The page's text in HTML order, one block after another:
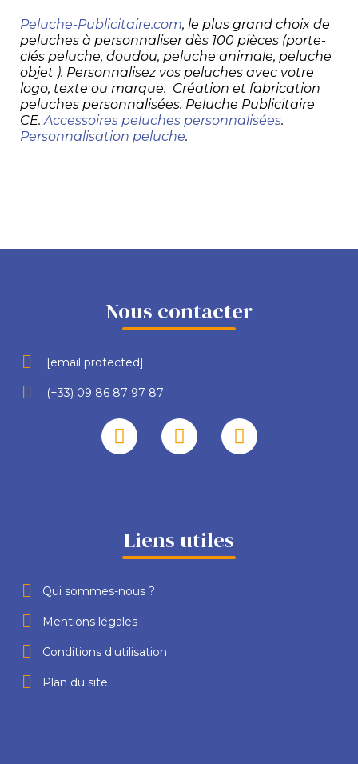
Peluche-Publicitaire.com, le plus grand choix de
peluches à personnaliser dès 100 pièces (porte-
clés peluche, doudou, peluche animale, peluche
objet ). Personnalisez vos peluches avec votre
logo, texte ou marque. Création et fabrication
peluches personnalisées. Peluche Publicitaire
CE. Accessoires peluches personnalisées.
Personnalisation peluche.
Nous contacter
[email protected]
(+33) 09 86 87 97 87
Liens utiles
Qui sommes-nous ?
Mentions légales
Conditions d'utilisation
Plan du site